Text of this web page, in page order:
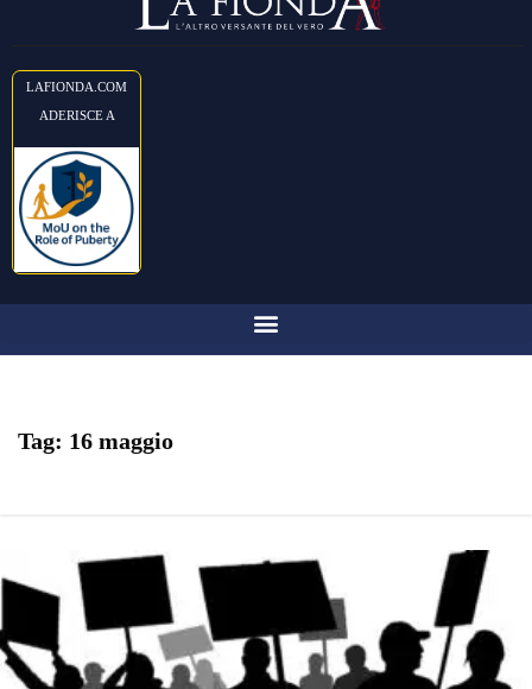
LAFIONDA.COM
ADERISCE A
Tag: 16 maggio